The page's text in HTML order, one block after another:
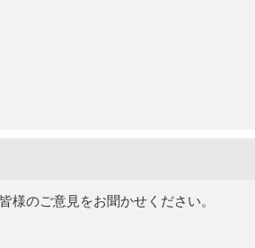
様のご意見をお聞かせください。